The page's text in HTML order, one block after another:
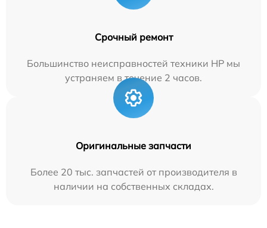
Срочный ремонт
Большинство неисправностей техники HP мы
устраняем в течение 2 часов.
Оригинальные запчасти
Более 20 тыс. запчастей от производителя в
наличии на собственных складах.